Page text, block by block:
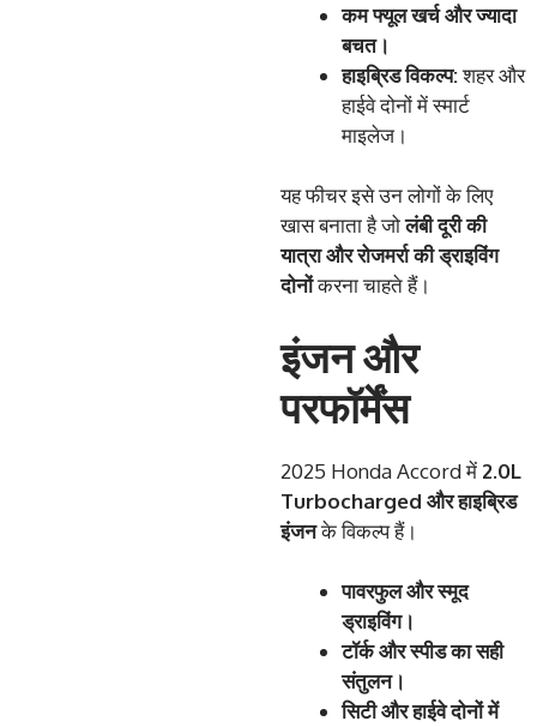
कमफ्यूलखर्चऔरज्यादा
बचत।
हाइब्रिडविकल्प:शहर और
हाईवे दोनों में स्मार्ट
माइलेज।
यह फीचर इसे उन लोगों के लिए
खास बनाता है जोलंबीदूरीकी
यात्राऔररोजमर्राकीड्राइविंग
दोनोंकरना चाहते हैं।
इंजन और
परफॉर्मेंस
2025 Honda Accord में 2.0L
Turbocharged औरहाइब्रिड
इंजनके विकल्प हैं।
पावरफुलऔरस्मूद
ड्राइविंग।
टॉर्कऔरस्पीडकासही
संतुलन।
सिटीऔरहाईवेदोनोंमें